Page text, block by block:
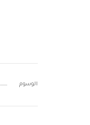
الوسوم